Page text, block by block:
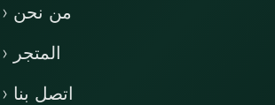
› من نحن
› المتجر
› اتصل بنا